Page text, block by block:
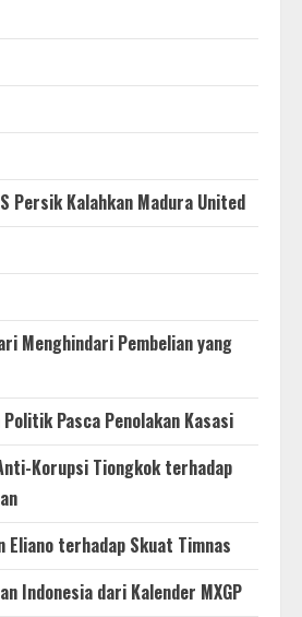
Persik Kalahkan Madura United
Menghindari Pembelian yang
Politik Pasca Penolakan Kasasi
Korupsi Tiongkok terhadap
Eliano terhadap Skuat Timnas
Indonesia dari Kalender MXGP